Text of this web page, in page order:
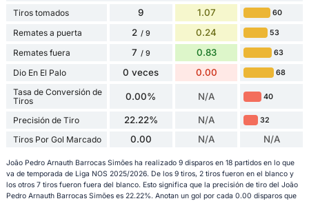
Tiros tomados 9 1.07 60
Remates a puerta 2 / 9 0.24 53
Remates fuera 7 / 9 0.83 63
Dio En El Palo 0 veces 0.00 68
Tasa de Conversión de
Tiros
0.00% N/A 40
Precisión de Tiro 22.22% N/A 32
Tiros Por Gol Marcado 0.00 N/A N/A
João Pedro Arnauth Barrocas Simões ha realizado 9 disparos en 18 partidos en lo que
va de temporada de Liga NOS 2025/2026. De los 9 tiros, 2 tiros fueron en el blanco y
los otros 7 tiros fueron fuera del blanco. Esto significa que la precisión de tiro del João
Pedro Arnauth Barrocas Simões es 22.22%. Anotan un gol por cada 0.00 disparos que